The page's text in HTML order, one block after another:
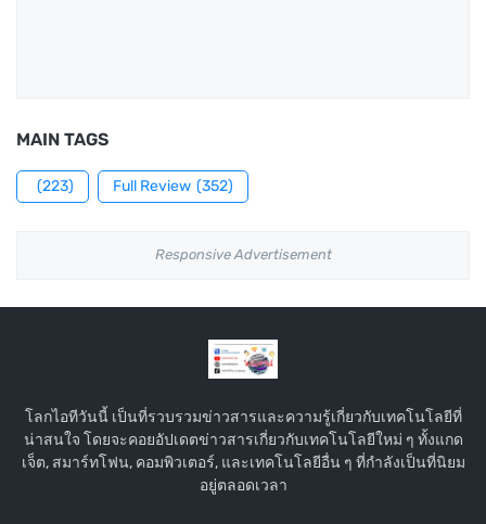
MAIN TAGS
(223) Full Review (352)
Responsive Advertisement
โลกไอทีวันนี้ เป็นที่รวบรวมข่าวสารและความรู้เกี่ยวกับเทคโนโลยีที่
น่าสนใจ โดยจะคอยอัปเดตข่าวสารเกี่ยวกับเทคโนโลยีใหม่ ๆ ทั้งแกด
เจ็ต, สมาร์ทโฟน, คอมพิวเตอร์, และเทคโนโลยีอื่น ๆ ที่กำลังเป็นที่นิยม
อยู่ตลอดเวลา